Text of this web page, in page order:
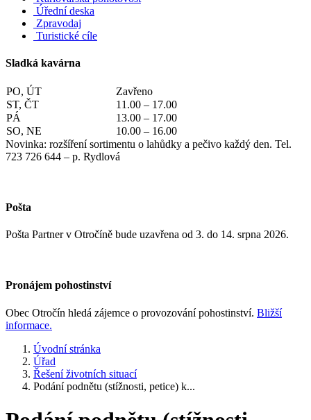
Úřední deska
Zpravodaj
Turistické cíle
Sladká kavárna
PO, ÚT
Zavřeno
ST, ČT
11.00 – 17.00
PÁ
13.00 – 17.00
SO, NE
10.00 – 16.00
Novinka: rozšíření sortimentu o lahůdky a pečivo každý den. Tel.
723 726 644 – p. Rydlová
Pošta
Pošta Partner v Otročíně bude uzavřena od 3. do 14. srpna 2026.
Pronájem pohostinství
Obec Otročín hledá zájemce o provozování pohostinství. Bližší
informace.
Úvodní stránka
Úřad
Řešení životních situací
Podání podnětu (stížnosti, petice) k...